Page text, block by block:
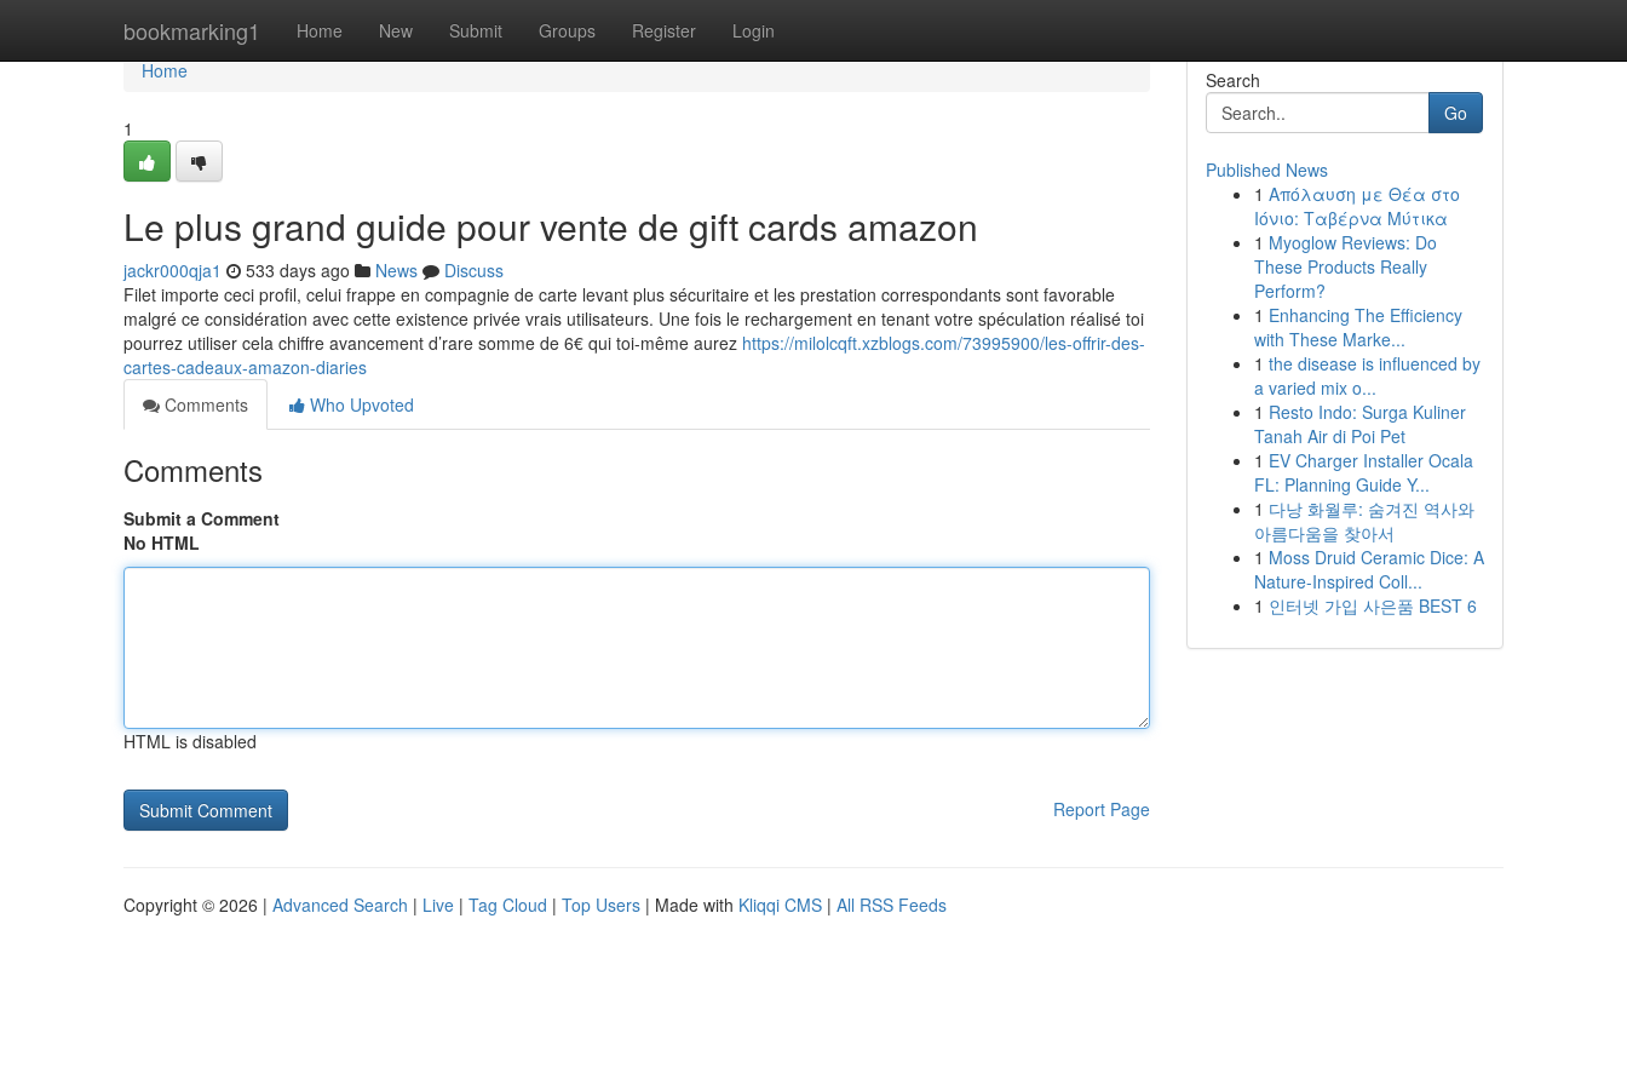
bookmarking1 Home New Submit Groups Register Login
Home
Home
1
Le plus grand guide pour vente de gift cards amazon
jackr000qja1 533 days ago News
Discuss
Filet importe ceci profil, celui frappe en compagnie de carte levant plus sécuritaire et les prestation correspondants sont favorable
malgré ce considération avec cette existence privée vrais utilisateurs. Une fois le rechargement en tenant votre spéculation réalisé toi
pourrez utiliser cela chiffre avancement d’rare somme de 6€ qui toi-même aurez https://milolcqft.xzblogs.com/73995900/les-offrir-des-
cartes-cadeaux-amazon-diaries
Comments
Who Upvoted
Comments
Submit a Comment
No HTML
HTML is disabled
Report Page
Search
Go
Published News
1 Απόλαυση με Θέα στο
Ιόνιο: Ταβέρνα Μύτικα
1 Myoglow Reviews: Do
These Products Really
Perform?
1 Enhancing The Efficiency
with These Marke...
1 the disease is influenced by
a varied mix o...
1 Resto Indo: Surga Kuliner
Tanah Air di Poi Pet
1 EV Charger Installer Ocala
FL: Planning Guide Y...
1 다낭 화월루: 숨겨진 역사와
아름다움을 찾아서
1 Moss Druid Ceramic Dice: A
Nature-Inspired Coll...
1 인터넷 가입 사은품 BEST 6
Copyright © 2026 | Advanced Search | Live | Tag Cloud | Top Users | Made with Kliqqi CMS | All RSS Feeds